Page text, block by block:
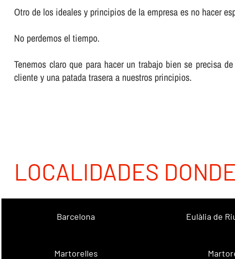
Otro de los ideales y principios de la empresa es no hacer
No perdemos el tiempo.
Tenemos claro que para hacer un trabajo bien se precisa
cliente y una patada trasera a nuestros principios.
LOCALIDADES
Barcelona Eulàlia de
Martorelles